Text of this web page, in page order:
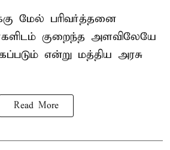
மேல் பரிவர்த்தனை
குறைந்த அளவிலேயே
என்று மத்திய அரசு
Read More